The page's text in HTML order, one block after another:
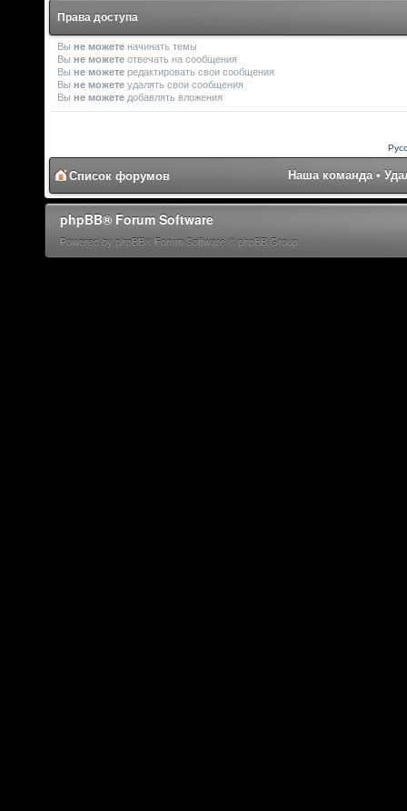
Права доступа
Вы не можете начинать темы
Вы не можете отвечать на сообщения
Вы не можете редактировать свои сообщения
Вы не можете удалять свои сообщения
Вы не можете добавлять вложения
Список форумов Наша команда •
phpBB® Forum Software
Powered by phpBB® Forum Software © phpBB Group